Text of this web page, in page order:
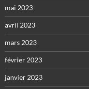
mai 2023
avril 2023
mars 2023
février 2023
janvier 2023